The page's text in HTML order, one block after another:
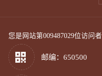
您是网站第009487029位访问者
邮编：650500